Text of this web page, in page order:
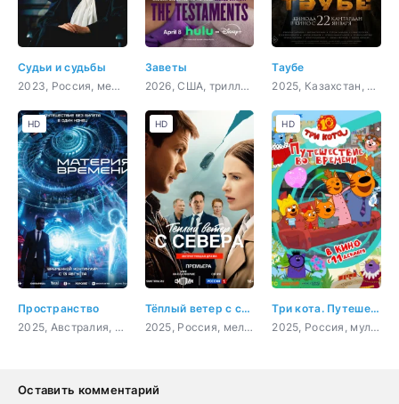
Судьи и судьбы
2023, Россия, мелодрама
Заветы
2026, США, триллер, драма
Таубе
2025, Казахстан, драма
Пространство
2025, Австралия, фантастика, триллер, криминал
HD
Тёплый ветер с севера
2025, Россия, мелодрама
HD
Три кота. Путешествие во времени
2025, Россия, мультфильм, детский
HD
Оставить комментарий